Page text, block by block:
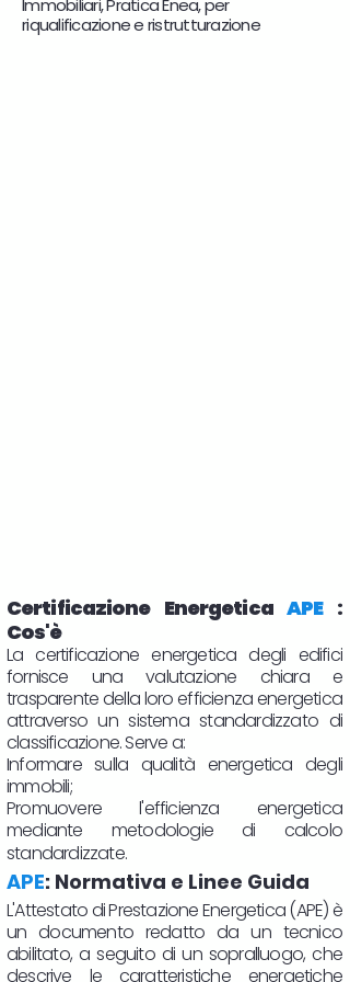
Immobiliari, Pratica Enea, per
riqualificazione e ristrutturazione
Certificazione EnergeticaAPE:
Cos'è
La certificazione energetica degli edifici
fornisce una valutazione chiara e
trasparente della loro efficienza energetica
attraverso un sistema standardizzato di
classificazione. Serve a:
Informare sulla qualità energetica degli
immobili;
Promuovere l'efficienza energetica
mediante metodologie di calcolo
standardizzate.
APE: Normativa e Linee Guida
L'Attestato di Prestazione Energetica (APE) è
un documento redatto da un tecnico
abilitato, a seguito di un sopralluogo, che
descrive le caratteristiche energetiche